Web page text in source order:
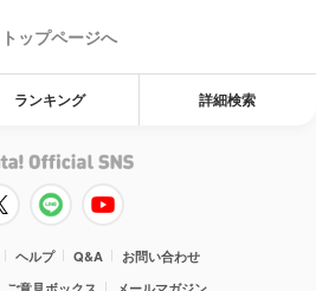
トップページへ
ランキング 詳細検索
ヘルプ Q&A
お問い合わせ